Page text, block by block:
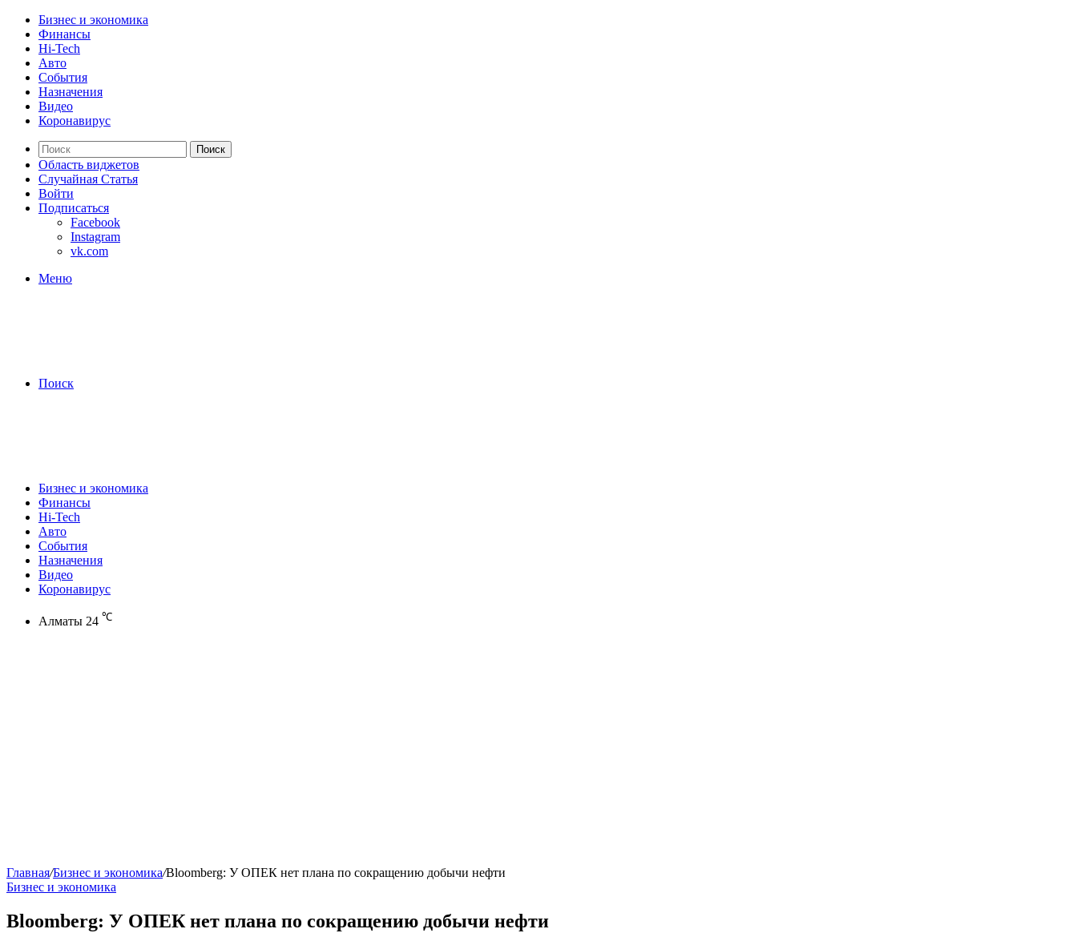
Бизнес и экономика
Финансы
Hi-Tech
Авто
События
Назначения
Видео
Коронавирус
Поиск
Область виджетов
Случайная Статья
Войти
Подписаться
Facebook
Instagram
vk.com
Меню
Поиск
Бизнес и экономика
Финансы
Hi-Tech
Авто
События
Назначения
Видео
Коронавирус
Алматы 24 ℃
Главная/Бизнес и экономика/Bloomberg: У ОПЕК нет плана по сокращению добычи нефти
Бизнес и экономика
Bloomberg: У ОПЕК нет плана по сокращению добычи нефти